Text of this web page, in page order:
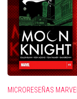
MICRORESEÑAS MARVEL